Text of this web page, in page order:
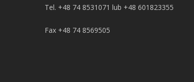
Tel. +48 74 8531071 lub +48 601823355
Fax +48 74 8569505